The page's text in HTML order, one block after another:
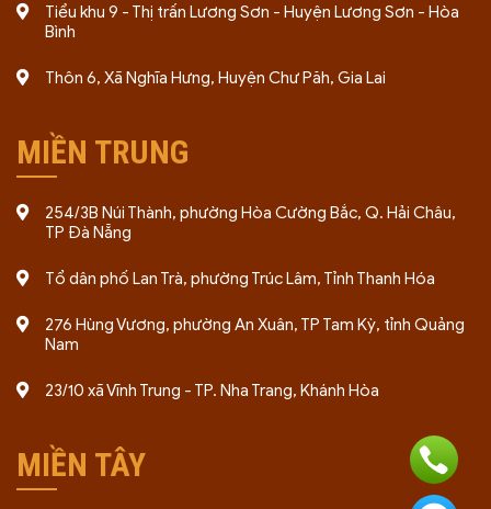
Tiểu khu 9 - Thị trấn Lương Sơn - Huyện Lương Sơn - Hòa
Bình
Thôn 6, Xã Nghĩa Hưng, Huyện Chư Păh, Gia Lai
MIỀN TRUNG
254/3B Núi Thành, phường Hòa Cường Bắc, Q. Hải Châu,
TP Đà Nẵng
Tổ dân phố Lan Trà, phường Trúc Lâm, Tỉnh Thanh Hóa
276 Hùng Vương, phường An Xuân, TP Tam Kỳ, tỉnh Quảng
Nam
23/10 xã Vĩnh Trung - TP. Nha Trang, Khánh Hòa
MIỀN TÂY